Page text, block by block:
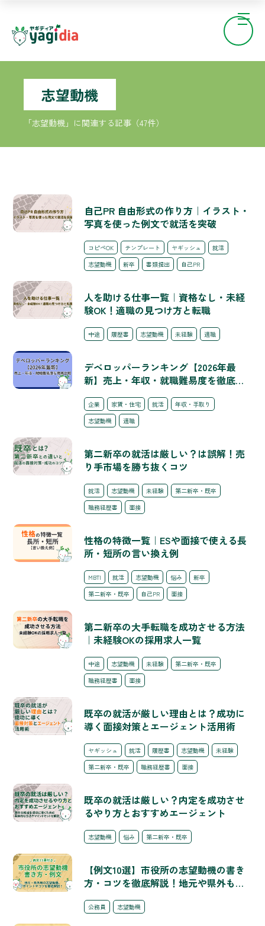
志望動機
「志望動機」に関連する記事（47件）
自己PR 自由形式の作り方｜イラスト・
写真を使った例文で就活を突破
コピペOK テンプレート ヤギッシュ
就活
志望動機
新卒 書類提出 自己PR
人を助ける仕事一覧｜資格なし・未経
験OK！適職の見つけ方と転職
中途 履歴書 志望動機 未経験 適職
デベロッパーランキング【2026年最
新】売上・年収・就職難易度を徹底比
企業 家賃・住宅 就活
年収・手取り
志望動機
適職
第二新卒の就活は厳しい？は誤解！売
り手市場を勝ち抜くコツ
就活 志望動機 未経験
第二新卒・既卒
職務経歴書
面接
性格の特徴一覧｜ESや面接で使える長
所・短所の言い換え例
MBTI 就活 志望動機 悩み
新卒
第二新卒・既卒
自己PR 面接
第二新卒の大手転職を成功させる方法
｜未経験OKの採用求人一覧
中途 志望動機 未経験
第二新卒・既卒
職務経歴書
面接
既卒の就活が厳しい理由とは？成功に
導く面接対策とエージェント活用術
ヤギッシュ 就活 履歴書 志望動機
未経験
第二新卒・既卒
職務経歴書 面接
既卒の就活は厳しい？内定を成功させ
るやり方とおすすめエージェント
志望動機 悩み 第二新卒・既卒
【例文10選】市役所の志望動機の書き
方・コツを徹底解説！地元や県外も解
公務員 志望動機